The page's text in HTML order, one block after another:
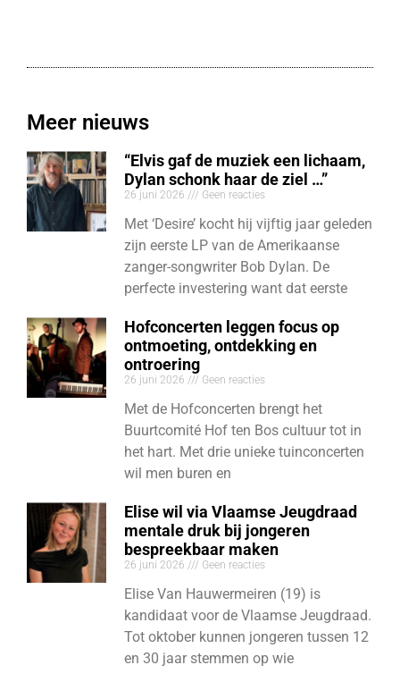
Meer nieuws
“Elvis gaf de muziek een lichaam,
Dylan schonk haar de ziel …”
26 juni 2026 Geen reacties
Met ‘Desire’ kocht hij vijftig jaar geleden
zijn eerste LP van de Amerikaanse
zanger-songwriter Bob Dylan. De
perfecte investering want dat eerste
Hofconcerten leggen focus op
ontmoeting, ontdekking en
ontroering
26 juni 2026 Geen reacties
Met de Hofconcerten brengt het
Buurtcomité Hof ten Bos cultuur tot in
het hart. Met drie unieke tuinconcerten
wil men buren en
Elise wil via Vlaamse Jeugdraad
mentale druk bij jongeren
bespreekbaar maken
26 juni 2026 Geen reacties
Elise Van Hauwermeiren (19) is
kandidaat voor de Vlaamse Jeugdraad.
Tot oktober kunnen jongeren tussen 12
en 30 jaar stemmen op wie